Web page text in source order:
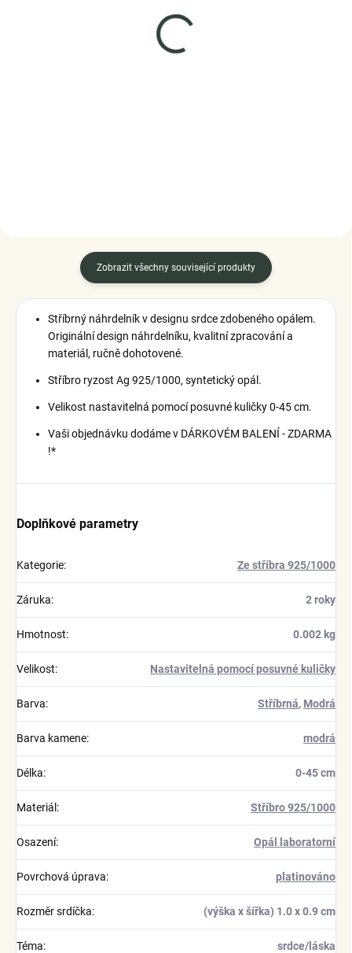
Elenys stříbrné náušnice
Zobrazit všechny související produkty
Stříbrný náhrdelník v designu srdce zdobeného opálem.
Originální design náhrdelníku, kvalitní zpracování a
materiál, ručně dohotovené.
Stříbro ryzost Ag 925/1000, syntetický opál.
Velikost nastavitelná pomocí posuvné kuličky 0-45 cm.
Vaši objednávku dodáme v DÁRKOVÉM BALENÍ - ZDARMA
!*
Doplňkové parametry
Kategorie: Ze stříbra 925/1000
Záruka: 2 roky
Hmotnost: 0.002 kg
Velikost: Nastavitelná pomocí posuvné kuličky
Barva: Stříbrná, Modrá
Barva kamene: modrá
Délka: 0-45 cm
Materiál : Stříbro 925/1000
Osazení: Opál laboratorní
Povrchová úprava: platinováno
Rozměr srdíčka: (výška x šířka) 1.0 x 0.9 cm
Téma: srdce/láska